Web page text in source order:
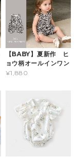
【BABY】夏新作 ヒ
ョウ柄オールインワン
¥1,880